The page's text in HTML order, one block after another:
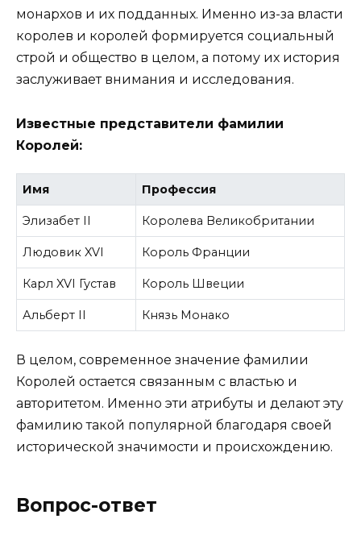
монархов и их подданных. Именно из-за власти
королев и королей формируется социальный
строй и общество в целом, а потому их история
заслуживает внимания и исследования.
Известные представители фамилии
Королей:
Имя Профессия
Элизабет II Королева Великобритании
Людовик XVI Король Франции
Карл XVI Густав Король Швеции
Альберт II Князь Монако
В целом, современное значение фамилии
Королей остается связанным с властью и
авторитетом. Именно эти атрибуты и делают эту
фамилию такой популярной благодаря своей
исторической значимости и происхождению.
Вопрос-ответ